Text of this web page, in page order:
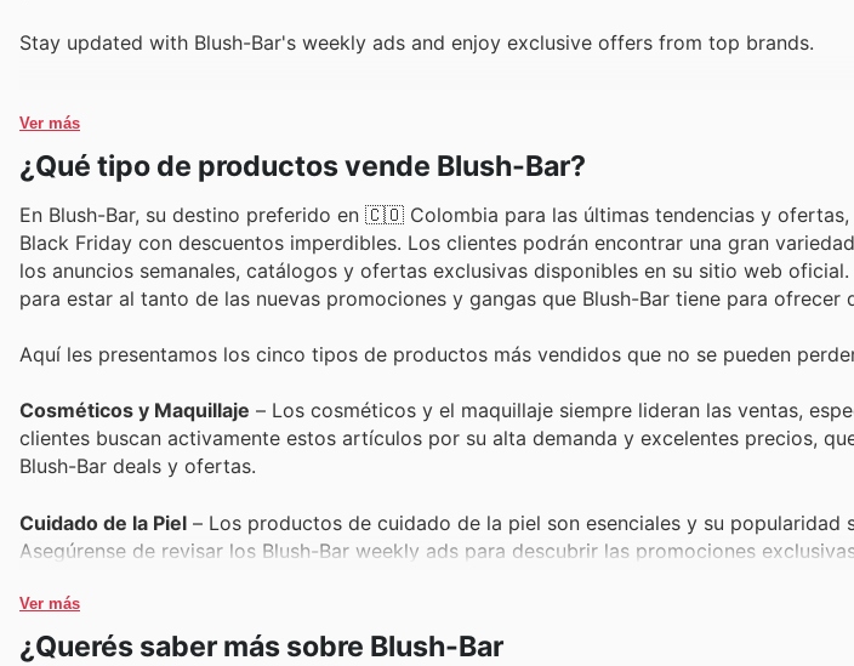
Stay updated with Blush-Bar's weekly ads and enjoy exclusive offers from top brands.
Ver más
¿Qué tipo de productos vende Blush-Bar?
En Blush-Bar, su destino preferido en 🇨🇴 Colombia para las últimas tendencias y
Black Friday con descuentos imperdibles. Los clientes podrán encontrar una gran
los anuncios semanales, catálogos y ofertas exclusivas disponibles en su sitio web
para estar al tanto de las nuevas promociones y gangas que Blush-Bar tiene para ofrecer
Aquí les presentamos los cinco tipos de productos más vendidos que no se pueden
Cosméticos y Maquillaje – Los cosméticos y el maquillaje siempre lideran las ventas,
clientes buscan activamente estos artículos por su alta demanda y excelentes precios,
Blush-Bar deals y ofertas.
Cuidado de la Piel – Los productos de cuidado de la piel son esenciales y su popularidad
Asegúrense de revisar los Blush-Bar weekly ads para descubrir las promociones
Perfumería
– Las fragancias de alta calidad son un regalo perfecto y una compra
Ver más
¿Querés saber más sobre Blush-Bar